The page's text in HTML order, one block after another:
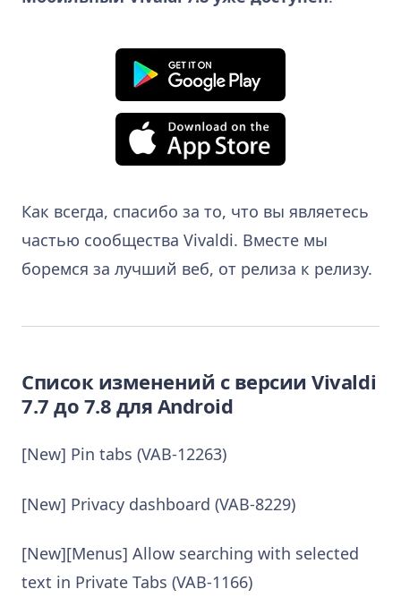
Как всегда, спасибо за то, что вы являетесь
частью сообщества Vivaldi. Вместе мы
боремся за лучший веб, от релиза к релизу.
Список изменений с версии Vivaldi
7.7 до 7.8 для Android
[New] Pin tabs (VAB-12263)
[New] Privacy dashboard (VAB-8229)
[New][Menus] Allow searching with selected
text in Private Tabs (VAB-1166)